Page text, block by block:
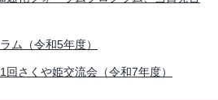
ム（令和5年度）
さくや姫交流会（令和7年度）